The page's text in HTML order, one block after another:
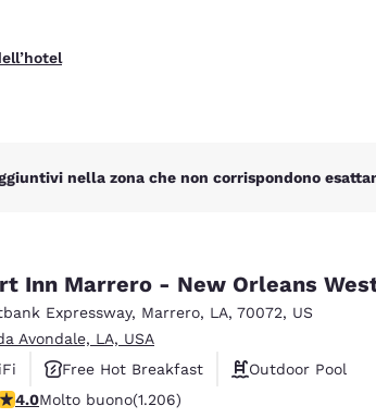
nella zona che non corrispondono
Inn Marrero - New Orleans
Expressway, Marrero, LA, 70072, US
Avondale, LA, USA
Free Hot Breakfast
Outdoor Pool
di 4.03 stelle. Molto buono. 1206 recensioni
4.0Molto buono(1.206)